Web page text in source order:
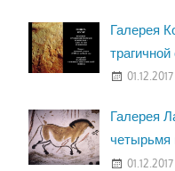
Галерея
01.12.2017
Галерея
четырьмя
01.12.2017